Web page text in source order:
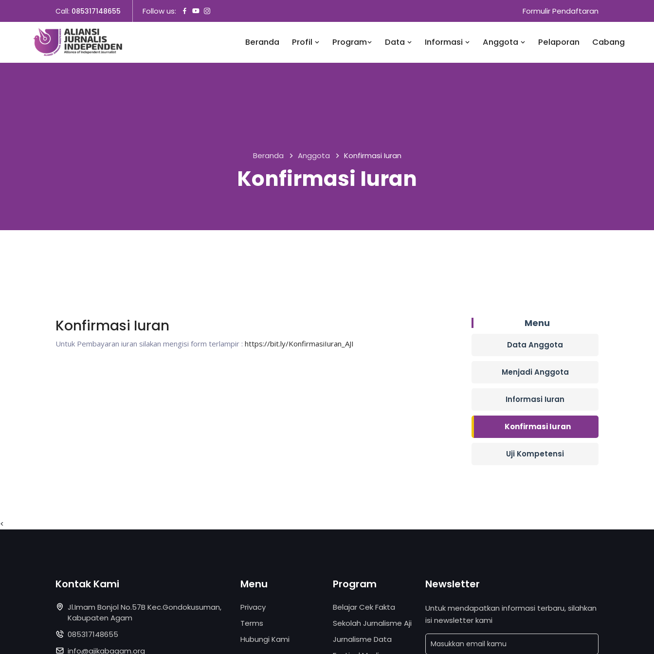
Call: 085317148655 Follow us: Formulir Pendaftaran
Beranda Profil Program Data Informasi Anggota Pelaporan Cabang
Beranda Anggota Konfirmasi Iuran
Konfirmasi Iuran
Konfirmasi Iuran
Untuk Pembayaran iuran silakan mengisi form terlampir : https://bit.ly/KonfirmasiIuran_AJI
Menu
Data Anggota
Menjadi Anggota
Informasi Iuran
Konfirmasi Iuran
Uji Kompetensi
<
Kontak Kami
Jl.Imam Bonjol No.57B Kec.Gondokusuman,
Kabupaten Agam
085317148655
info@ajikabagam.org
Menu
Privacy
Terms
Hubungi Kami
Program
Belajar Cek Fakta
Sekolah Jurnalisme Aji
Jurnalisme Data
Newsletter
Untuk mendapatkan informasi terbaru, silahkan
isi newsletter kami